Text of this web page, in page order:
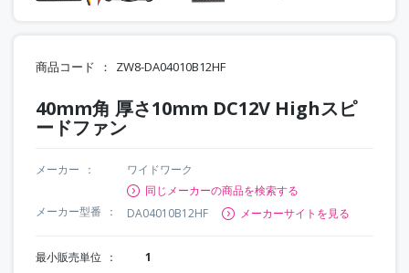
商品コード ZW8-DA04010B12HF
40mm角 厚さ10mm DC12V Highスピ
ードファン
メーカー
ワイドワーク
同じメーカーの商品を検索する
メーカー型番
DA04010B12HF メーカーサイトを見る
最小販売単位 1